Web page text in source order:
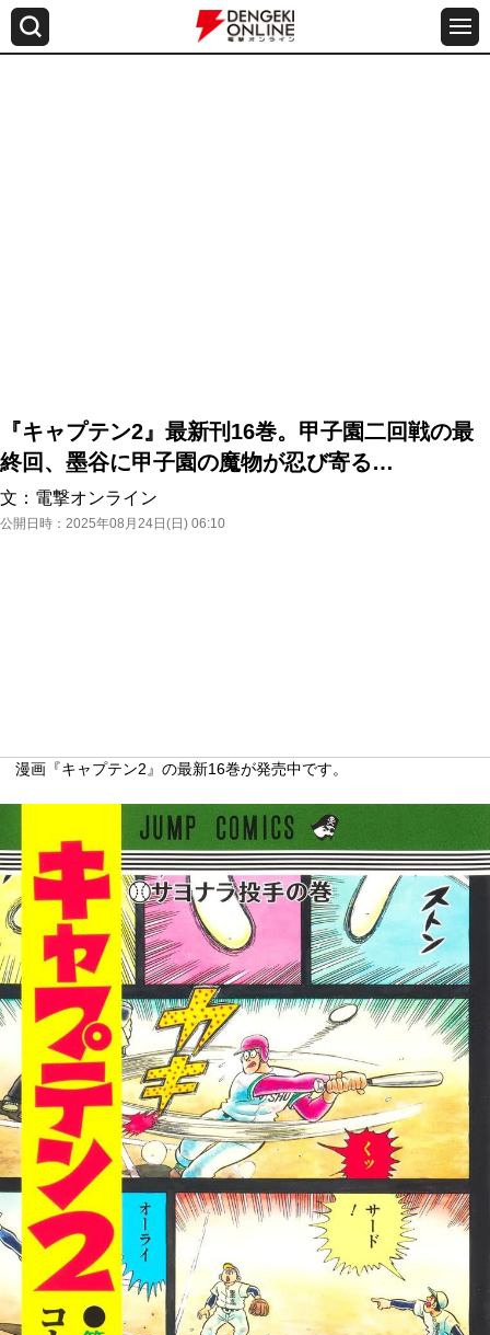
『キャプテン2』最新刊16巻。甲子園二回戦の最
終回、墨谷に甲子園の魔物が忍び寄る…
文： 電撃オンライン
公開日時： 2025年08月24日(日) 06:10
漫画『キャプテン2』の最新16巻が発売中です。